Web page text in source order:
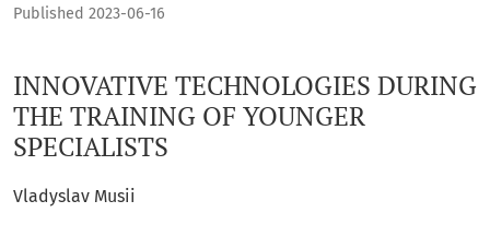
INNOVATIVE TECHNOLOGIES DURING
THE TRAINING OF YOUNGER
SPECIALISTS
Published 2023-06-16
Vladyslav Musii